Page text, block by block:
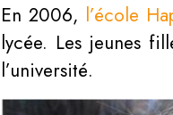
En 2006, l’école
lycée. Les jeunes
l’université.